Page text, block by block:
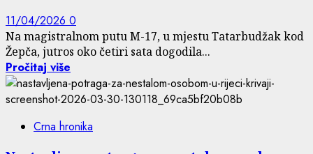
11/04/2026 0
Na magistralnom putu M-17, u mjestu Tatarbudžak kod
Žepča, jutros oko četiri sata dogodila...
Pročitaj više
Crna hronika